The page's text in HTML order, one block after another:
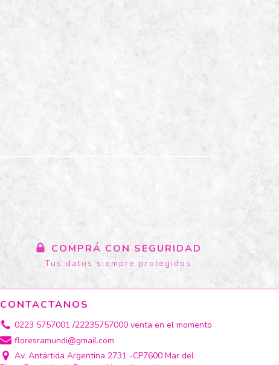
COMPRÁ CON SEGURIDAD
Tus datos siempre protegidos
CONTACTANOS
0223 5757001 /22235757000 venta en el momento
floresramundi@gmail.com
Av. Antártida Argentina 2731 -CP7600 Mar del